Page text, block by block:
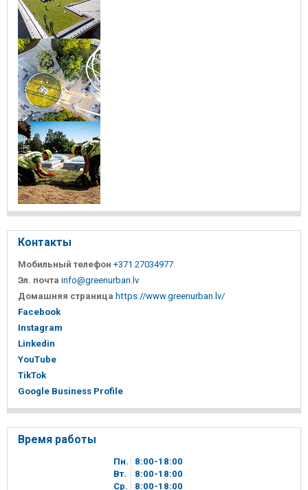
Контакты
Мобильный телефон +371 27034977
Эл. почта info@greenurban.lv
Домашняя страница https://www.greenurban.lv/
Facebook
Instagram
Linkedin
YouTube
TikTok
Google Business Profile
Время работы
Пн. 8 00-18 00
Вт.
8 00-18 00
Ср.
8 00-18 00